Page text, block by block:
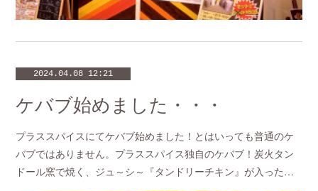
2024.04.08 12:21
ケバブ始めました・・・
プラススパイスにてケバブ始めました！とはいっても普通のケ
バブではありません。プラススパイス独自のケバブ！炭火タン
ドール窯で焼く、ジュ～シ～『タンドリーチキン』が入った…